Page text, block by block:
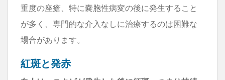
重度の座瘡、特に嚢胞性病変の後に発生すること
が多く、専門的な介入なしに治療するのは困難な
場合があります。
紅斑と発赤